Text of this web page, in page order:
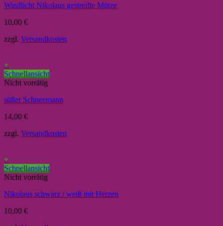
Windlicht Nikolaus gestreifte Mütze
10,00 €
zzgl. Versandkosten
+
Schnellansicht
Nicht vorrätig
süßer Schneemann
14,00 €
zzgl. Versandkosten
+
Schnellansicht
Nicht vorrätig
Nikolaus schwarz / weiß mit Herzen
10,00 €